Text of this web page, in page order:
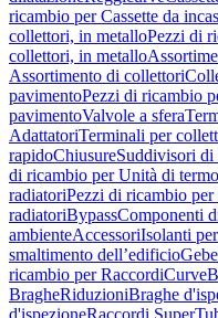
ricambio per Cassette da
collettori, in metalloPezzi di
collettori, in metallo
Assortimento di collettori
pavimentoPezzi di ricambio
pavimentoValvole a sfera
AdattatoriTerminali per
rapidoChiusureSuddivisori di
di ricambio per Unità di
radiatoriPezzi di ricambio
radiatoriBypassComponenti
ambienteAccessoriIsolanti
smaltimento dell’edificio
ricambio per RaccordiCurve
BragheRiduzioniBraghe
d'ispezioneRaccordi